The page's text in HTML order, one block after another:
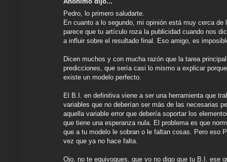
Pedro, lo primero saludarte.
En cuanto a lo segundo, mi opinión está muy cerca de
parece que tu artículo roza la publicidad cuando nos
a influir sobre el resultado final. Eso amigo, es
Dicen muchos y con mucha razón que la tarea
predicciones, que sería casi lo mismo a explicar
existe un modelo perfecto.
El B.I. en definitiva viene a ser una herramienta que
variables que no deberían ser más de las necesarias
aquella variable error que debería soportar los
que tiene una esperanza nula. El problema es que
que a tu modelo le sobran o le faltan cosas. Pero eso
vez que ya no hace falta.
Ojo, no te equivoques, que yo no digo que tu B.I. ese